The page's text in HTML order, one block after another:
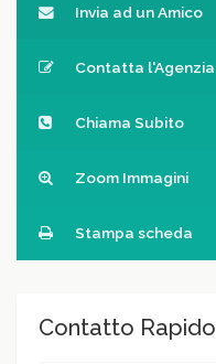
Invia ad un Amico
Contatta l'Agenzia
Chiama Subito
Zoom Immagini
Stampa scheda
Contatto Rapido